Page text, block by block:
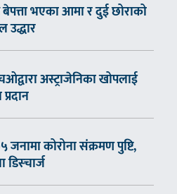
भएका आमा र दुई छोराको
अस्ट्राजेनिका खोपलाई
जनामा कोरोना संक्रमण पुष्टि,
डिस्चार्ज